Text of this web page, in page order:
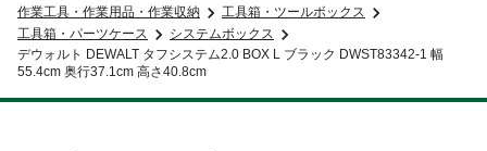
作業工具・作業用品・作業収納
工具箱・ツールボックス
工具箱・パーツケース
システムボックス
デウォルト DEWALT タフシステム2.0 BOX L ブラック DWST83342-1 幅
55.4cm 奥行37.1cm 高さ40.8cm